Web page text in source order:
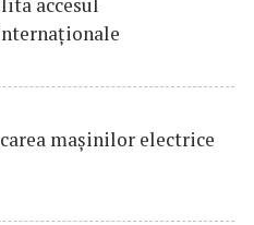
maşinilor electrice